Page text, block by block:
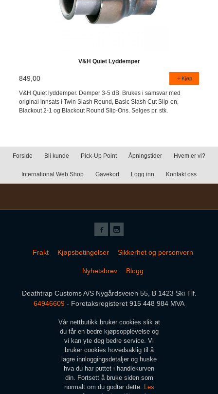
V&H Quiet Lyddemper
849,00 Kjøp
V&H Quiet lyddemper. Demper 3-5 dB. Brukes i samsvar med
original innsats i Twin Slash Round, Basic Slash Cut Slip-on,
Blackout 2-1 og Blackout Round Slip-Ons. Selges pr. stk.
Forside Bli kunde Pick-Up Point Åpningstider Hvem er vi?
International Web Shop Gavekort Logg inn Kontakt oss
Frakt Kjøpsbetingelser Sikkerhet og personvern
Nyhetsbrev Blogg
Deathtrap Customs A/S Nygårdsveien 55, B 1423 Ski Tlf.
64946609 - Foretaksregisteret 915 448 984 MVA
Vår nettbutikk bruker cookies slik at
du får en bedre kjøpsopplevelse og
vi kan yte deg bedre service. Vi
bruker cookies hovedsaklig til å
lagre innloggingsdetaljer og huske
hva du har puttet i handlekurven
din. Fortsett å bruke siden som
normalt om du godtar dette.
Les